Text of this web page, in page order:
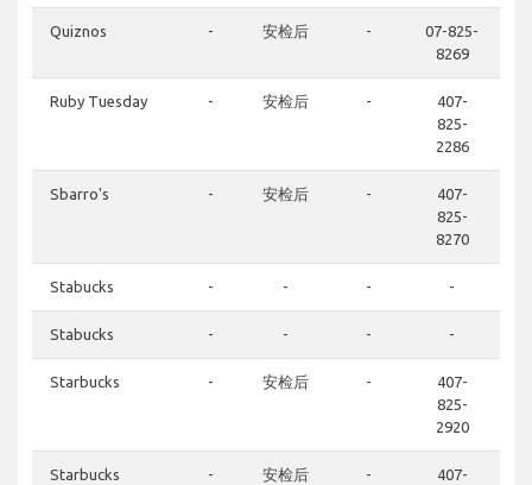
Quiznos - 安检后 -
07-825-
8269
Ruby Tuesday - 安检后 -
407-
825-
2286
Sbarro's - 安检后 -
407-
825-
8270
Stabucks - - - -
Stabucks - - - -
Starbucks - 安检后 -
407-
825-
2920
Starbucks - 安检后 -
407-